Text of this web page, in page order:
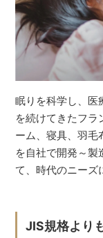
眠りを科学し、医
を続けてきたフラ
ーム、寝具、羽毛
を自社で開発～製
て、時代のニーズ
JIS規格より